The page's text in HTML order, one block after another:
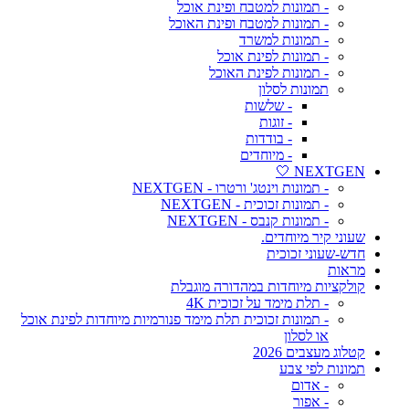
- תמונות למטבח ופינת אוכל
- תמונות למטבח ופינת האוכל
- תמונות למשרד
- תמונות לפינת אוכל
- תמונות לפינת האוכל
תמונות לסלון
- שלשות
- זוגות
- בודדות
- מיוחדים
NEXTGEN 🤍
- תמונות וינטג' ורטרו - NEXTGEN
- תמונות זכוכית - NEXTGEN
- תמונות קנבס - NEXTGEN
שעוני קיר מיוחדים.
חדש-שעוני זכוכית
מראות
קולקציות מיוחדות במהדורה מוגבלת
- תלת מימד על זכוכית 4K
- תמונות זכוכית תלת מימד פנורמיות מיוחדות לפינת אוכל
או לסלון
קטלוג מעצבים 2026
תמונות לפי צבע
- אדום
- אפור